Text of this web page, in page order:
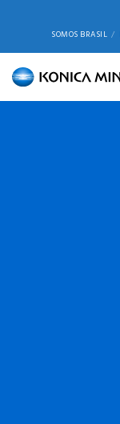
SOMOS BRASIL